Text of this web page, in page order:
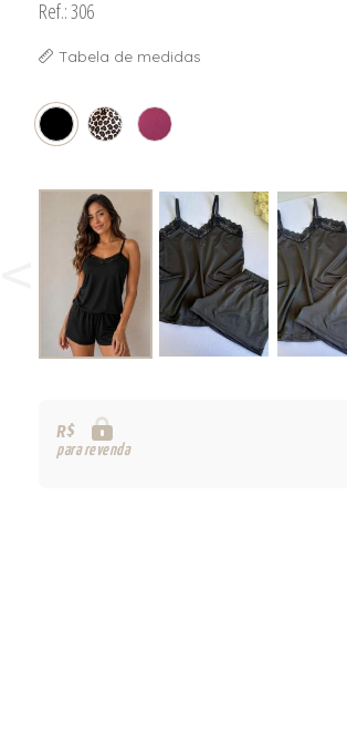
Ref.: 306
Tabela de medidas
R$
para revenda